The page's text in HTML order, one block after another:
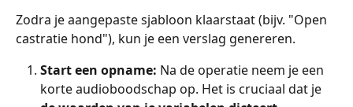
Zodra je aangepaste sjabloon klaarstaat (bijv. "Open
castratie hond"), kun je een verslag genereren.
Start een opname: Na de operatie neem je een
korte audioboodschap op. Het is cruciaal dat je